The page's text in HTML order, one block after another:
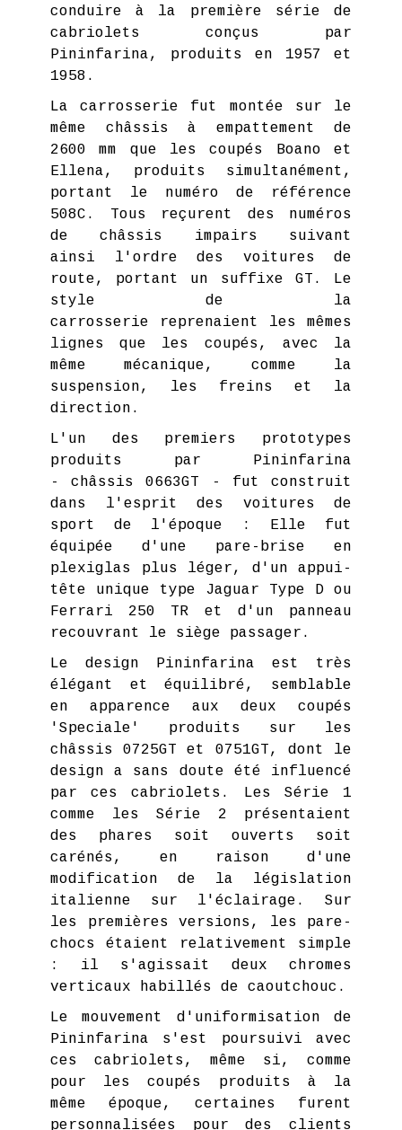
conduire à la première série de
cabriolets conçus par
Pininfarina, produits en 1957 et
1958.
La carrosserie fut montée sur le
même châssis à empattement de
2600 mm que les coupés Boano et
Ellena, produits simultanément,
portant le numéro de référence
508C. Tous reçurent des numéros
de châssis impairs suivant
ainsi l'ordre des voitures de
route, portant un suffixe GT. Le
style de la
carrosserie reprenaient les mêmes
lignes que les coupés, avec la
même mécanique, comme la
suspension, les freins et la
direction.
L'un des premiers prototypes
produits par Pininfarina
- châssis 0663GT - fut construit
dans l'esprit des voitures de
sport de l'époque : Elle fut
équipée d'une pare-brise en
plexiglas plus léger, d'un appui-
tête unique type Jaguar Type D ou
Ferrari 250 TR et d'un panneau
recouvrant le siège passager.
Le design Pininfarina est très
élégant et équilibré, semblable
en apparence aux deux coupés
'Speciale' produits sur les
châssis 0725GT et 0751GT, dont le
design a sans doute été influencé
par ces cabriolets. Les Série 1
comme les Série 2 présentaient
des phares soit ouverts soit
carénés, en raison d'une
modification de la législation
italienne sur l'éclairage. Sur
les premières versions, les pare-
chocs étaient relativement simple
: il s'agissait deux chromes
verticaux habillés de caoutchouc.
Le mouvement d'uniformisation de
Pininfarina s'est poursuivi avec
ces cabriolets, même si, comme
pour les coupés produits à la
même époque, certaines furent
personnalisées pour des clients